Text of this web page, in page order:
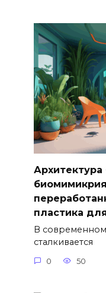
пластика
В
сталкивается
0 50